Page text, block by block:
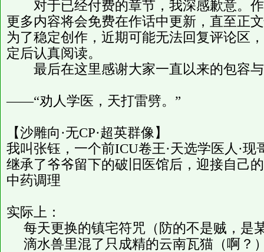
对于已经付费的章节，我深感歉意。作
更多内容将会免费在作话中更新，直至正
为了稳定创作，近期可能无法回复评论区
定后认真阅读。
最后在这里感谢大家一直以来的包容
——“劝人学医，天打雷劈。”
【沙雕向·无CP·超英群像】
我叫张钰，一个前ICU卷王·天选学医人·
继承了爷爷留下的破旧医馆后，迎接自己
中药调理
实际上：
每天更换的镇宅符咒（防的不是贼，是
滴水兽里混了只成精的云南瓦猫（啊？